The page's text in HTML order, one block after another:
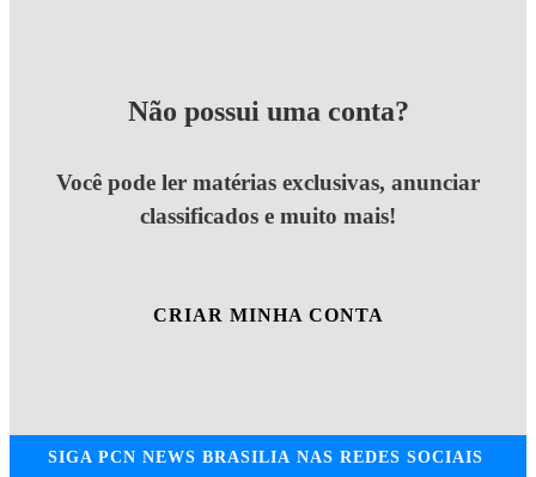
Não possui uma conta?
Você pode ler matérias exclusivas, anunciar
classificados e muito mais!
CRIAR MINHA CONTA
SIGA PCN NEWS BRASILIA NAS REDES SOCIAIS